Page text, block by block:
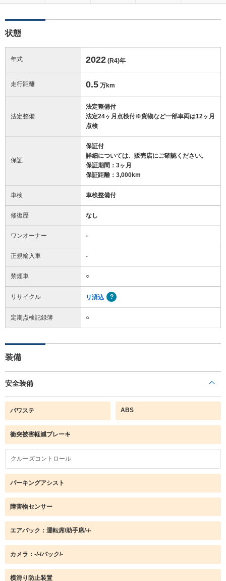
状態
年式 2022 (R4)年
走行距離 0.5 万km
法定整備
法定整備付
法定24ヶ月点検付※貨物など一部車両は12ヶ月
点検
保証
保証付
詳細については、販売店にご確認ください。
保証期間：3ヶ月
保証距離：3,000km
車検 車検整備付
修復歴 なし
ワンオーナー -
正規輸入車 -
禁煙車 ○
リサイクル リ済込
定期点検記録簿 ○
装備
安全装備
パワステ ABS
衝突被害軽減ブレーキ
クルーズコントロール
パーキングアシスト
障害物センサー
エアバック：運転席/助手席/-/-
カメラ：-/-/バック/-
横滑り防止装置